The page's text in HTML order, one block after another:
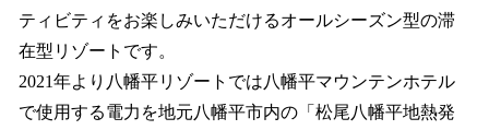
す
ティビティをお楽しみいただけるオールシーズン型の滞
在型リゾートです。
2021年より八幡平リゾートでは八幡平マウンテンホテル
で使用する電力を地元八幡平市内の「松尾八幡平地熱発